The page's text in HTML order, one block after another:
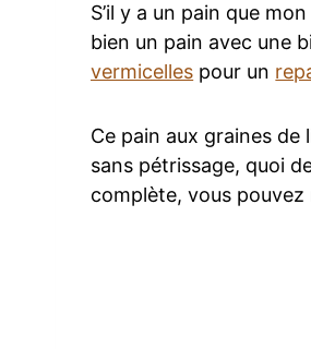
S’il y a un pain que
bien un pain avec une
vermicelles pour un
Ce pain aux graines de
sans pétrissage, quoi
complète, vous